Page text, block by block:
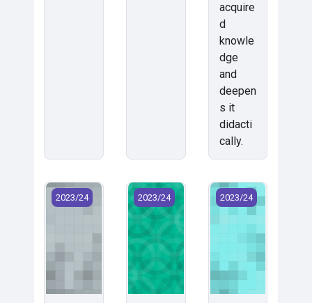
acquire
d
knowle
dge
and
deepen
s it
didacti
cally.
KNJ/FONN - Fonetika a fonologie NJ (2023)
2023/24 KNJ/FSE1 - Fonetický seminář NJ
2023/24 KNJ/IIKS -
2023/24